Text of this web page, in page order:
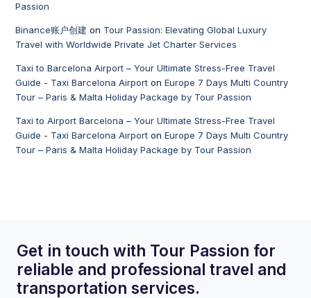
Passion
Binance账户创建 on Tour Passion: Elevating Global Luxury
Travel with Worldwide Private Jet Charter Services
Taxi to Barcelona Airport – Your Ultimate Stress-Free Travel
Guide - Taxi Barcelona Airport onEurope 7 Days Multi Country
Tour – Paris & Malta Holiday Package by Tour Passion
Taxi to Airport Barcelona – Your Ultimate Stress-Free Travel
Guide - Taxi Barcelona Airport onEurope 7 Days Multi Country
Tour – Paris & Malta Holiday Package by Tour Passion
Get in touch with Tour Passion for
reliable and professional travel and
transportation services.